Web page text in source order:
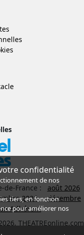
de-France :
août 2026
2026
décembre
Adhérent
THEATREonline.com
confidentialité
de nos
tiers, en fonction
pour améliorer nos